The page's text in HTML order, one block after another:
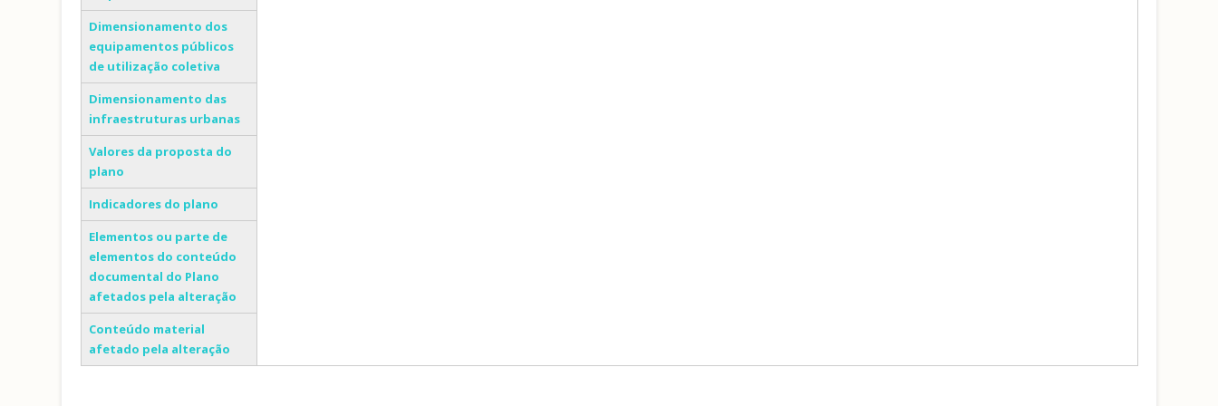
Dimensionamento dos
equipamentos públicos
de utilização coletiva
Dimensionamento das
infraestruturas urbanas
Valores da proposta do
plano
Indicadores do plano
Elementos ou parte de
elementos do conteúdo
documental do Plano
afetados pela alteração
Conteúdo material
afetado pela alteração